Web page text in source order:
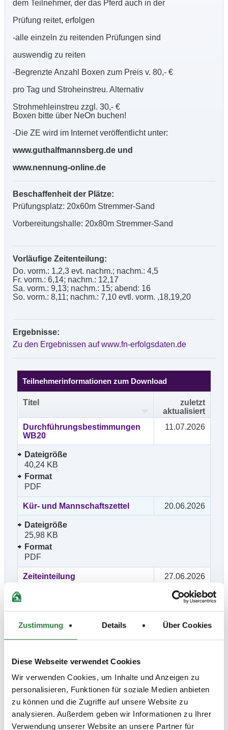
Zustimmung Details Über Cookies
Diese Webseite verwendet Cookies
Wir verwenden Cookies, um Inhalte und Anzeigen zu
personalisieren, Funktionen für soziale Medien anbieten
zu können und die Zugriffe auf unsere Website zu
analysieren. Außerdem geben wir Informationen zu Ihrer
Verwendung unserer Website an unsere Partner für
dem Teilnehmer, der das Pferd auch in der
Prüfung reitet, erfolgen
-alle einzeln zu reitenden Prüfungen sind
auswendig zu reiten
-Begrenzte Anzahl Boxen zum Preis v. 80,- €
pro Tag und Stroheinstreu. Alternativ
Strohmehleinstreu zzgl. 30,- €
Boxen bitte über NeOn buchen!
-Die ZE wird im Internet veröffentlicht unter:
www.guthalfmannsberg.de und
www.nennung-online.de
Beschaffenheit der Plätze:
Prüfungsplatz: 20x60m Stremmer-Sand
Vorbereitungshalle: 20x80m Stremmer-Sand
Vorläufige Zeitenteilung:
Do. vorm.: 1,2,3 evt. nachm.; nachm.: 4,5
Fr. vorm.: 6,14; nachm.: 12,17
Sa. vorm.: 9,13; nachm.: 15; abend: 16
So. vorm.: 8,11; nachm.: 7,10 evtl. vorm. ,18,19,20
Ergebnisse:
Zu den Ergebnissen auf www.fn-erfolgsdaten.de
Teilnehmerinformationen zum Download
Titel
zuletzt
aktualisiert
Durchführungsbestimmungen
WB20
11.07.2026
Dateigröße
40,24 KB
Format
PDF
Kür- und Mannschaftszettel 20.06.2026
Dateigröße
25,98 KB
Format
PDF
Zeiteinteilung 27.06.2026
PDF
Prüfungen
Datum Prüfung Disziplin